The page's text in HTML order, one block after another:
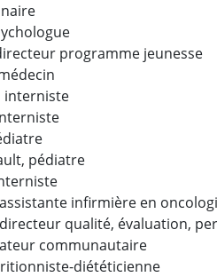
programme jeunesse
interniste
pédiatre
infirmière en
directeur qualité, évaluation,
communautaire
diététicienne